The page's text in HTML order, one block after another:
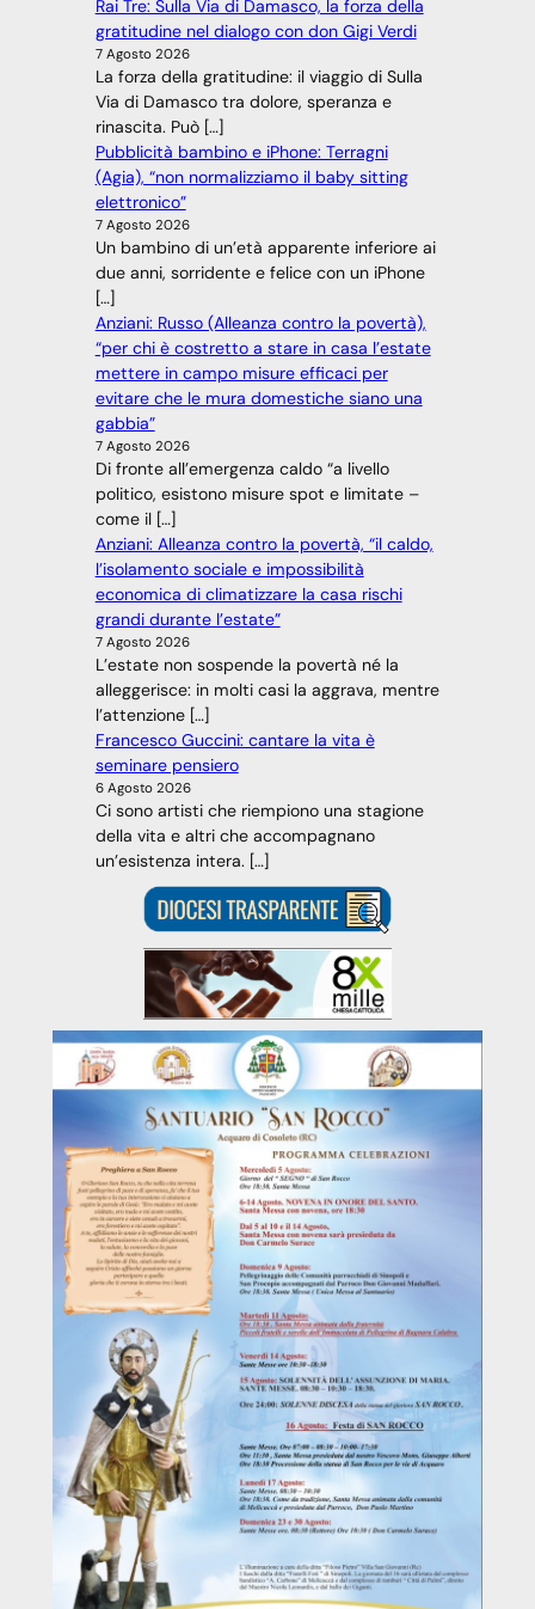
Rai Tre: Sulla Via di Damasco, la forza della
gratitudine nel dialogo con don Gigi Verdi
7 Agosto 2026
La forza della gratitudine: il viaggio di Sulla
Via di Damasco tra dolore, speranza e
rinascita. Può […]
Pubblicità bambino e iPhone: Terragni
(Agia), “non normalizziamo il baby sitting
elettronico”
7 Agosto 2026
Un bambino di un’età apparente inferiore ai
due anni, sorridente e felice con un iPhone
[…]
Anziani: Russo (Alleanza contro la povertà),
“per chi è costretto a stare in casa l’estate
mettere in campo misure efficaci per
evitare che le mura domestiche siano una
gabbia”
7 Agosto 2026
Di fronte all’emergenza caldo “a livello
politico, esistono misure spot e limitate –
come il […]
Anziani: Alleanza contro la povertà, “il caldo,
l’isolamento sociale e impossibilità
economica di climatizzare la casa rischi
grandi durante l’estate”
7 Agosto 2026
L’estate non sospende la povertà né la
alleggerisce: in molti casi la aggrava, mentre
l’attenzione […]
Francesco Guccini: cantare la vita è
seminare pensiero
6 Agosto 2026
Ci sono artisti che riempiono una stagione
della vita e altri che accompagnano
un’esistenza intera. […]